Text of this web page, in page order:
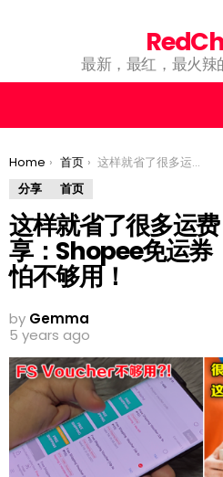
最新，最红，最火辣
You are here:
Home 首页
这样就省了很多运费！大马网友分享：Shopee免运券「隐藏用法」不怕不够用！
分享
首页
这样就省了很多运
享：Shopee免运券
怕不够用！
by Gemma
5 years ago